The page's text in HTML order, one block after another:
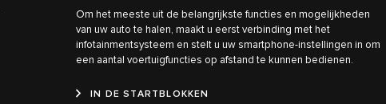
Om het meeste uit de belangrijkste functies en mogelijkheden
van uw auto te halen, maakt u eerst verbinding met het
infotainmentsysteem en stelt u uw smartphone-instellingen in om
een aantal voertuigfuncties op afstand te kunnen bedienen.
IN DE STARTBLOKKEN